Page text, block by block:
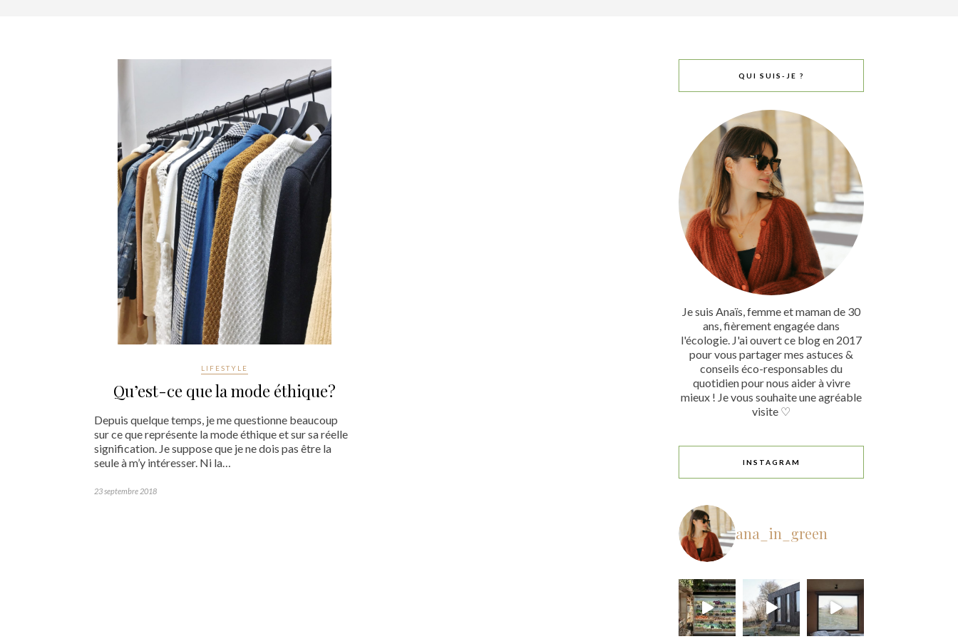
LIFESTYLE
Qu’est-ce que la mode éthique?
Depuis quelque temps, je me questionne beaucoup
sur ce que représente la mode éthique et sur sa réelle
signification. Je suppose que je ne dois pas être la
seule à m’y intéresser. Ni la…
23 septembre 2018
QUI SUIS-JE ?
Je suis Anaïs, femme et maman de 30
ans, fièrement engagée dans
l'écologie. J'ai ouvert ce blog en 2017
pour vous partager mes astuces &
conseils éco-responsables du
quotidien pour nous aider à vivre
mieux ! Je vous souhaite une agréable
visite ♡
INSTAGRAM
ana_in_green